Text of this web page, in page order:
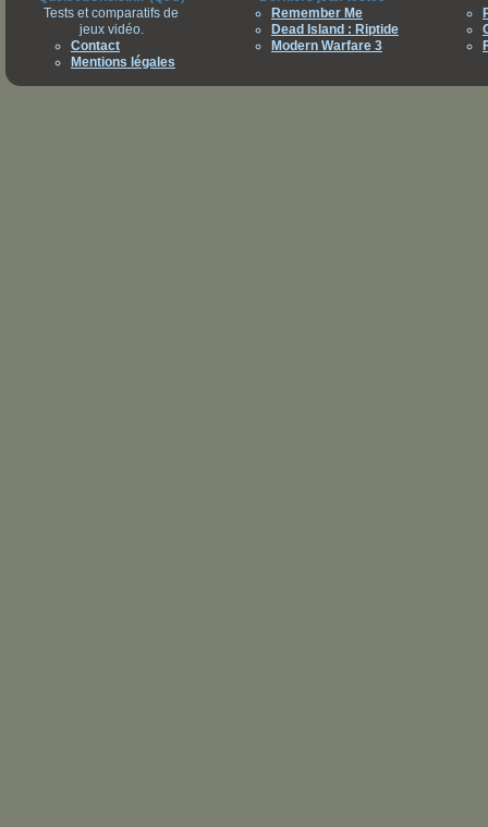
Tests et comparatifs de
jeux vidéo.
Contact
Mentions légales
Remember Me
Dead Island : Riptide
Modern Warfare 3